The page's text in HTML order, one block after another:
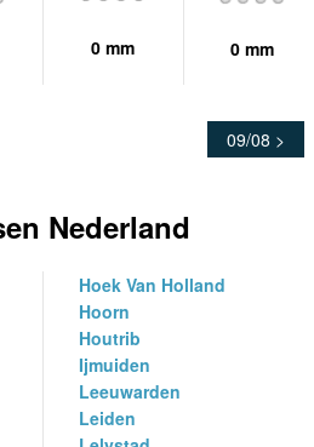
0 mm 0 mm
09/08 >
Nederland
Hoek Van Holland
Hoorn
Houtrib
Ijmuiden
Leeuwarden
Leiden